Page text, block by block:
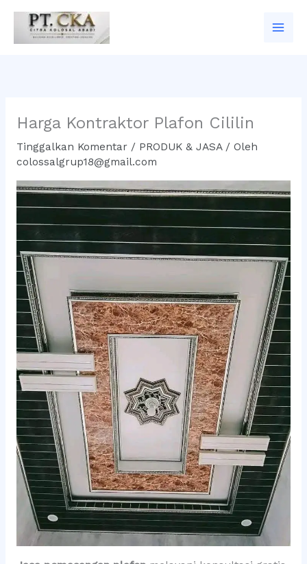
konten
Harga Kontraktor Plafon Cililin
Tinggalkan Komentar / PRODUK & JASA/ Oleh
colossalgrup18@gmail.com